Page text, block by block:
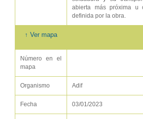
abierta más próxima u
definida por la obra.
↑ Ver mapa
Número en el
mapa
Organismo Adif
Fecha 03/01/2023